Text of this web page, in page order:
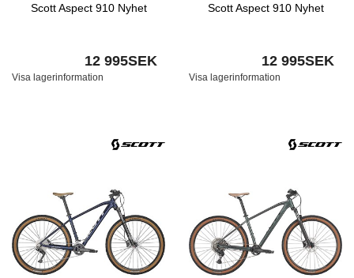
Scott Aspect 910 Nyhet
12 995SEK
Visa lagerinformation
Scott Aspect 910 Nyhet
12 995SEK
Visa lagerinformation